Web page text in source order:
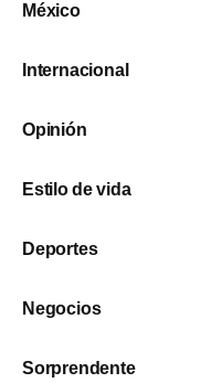
México
Internacional
Opinión
Estilo de vida
Deportes
Negocios
Sorprendente